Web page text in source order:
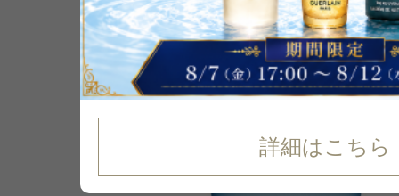
詳細はこちら
26%
OFF